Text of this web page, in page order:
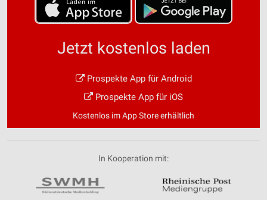
Jetzt kostenlos laden
Prospekte App für Android
Prospekte App für iOS
Kostenlos im App Store erhältlich
In Kooperation mit: